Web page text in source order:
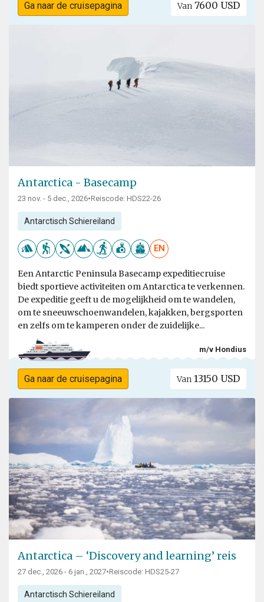
Ga naar de cruisepagina Van 7600 USD
Antarctica - Basecamp
23 nov. - 5 dec., 2026•Reiscode: HDS22-26
Antarctisch Schiereiland
EN
Een Antarctic Peninsula Basecamp expeditiecruise
biedt sportieve activiteiten om Antarctica te verkennen.
De expeditie geeft u de mogelijkheid om te wandelen,
om te sneeuwschoenwandelen, kajakken, bergsporten
en zelfs om te kamperen onder de zuidelijke...
m/v Hondius
Ga naar de cruisepagina Van 13150 USD
Antarctica – ‘Discovery and learning’ reis
27 dec., 2026 - 6 jan., 2027•Reiscode: HDS25-27
Antarctisch Schiereiland